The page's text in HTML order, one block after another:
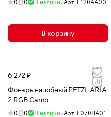
0 0 В наличииАрт. E120AA00
В корзину
6 272 ₽
Фонарь налобный PETZL ARIA
2 RGB Camo
0 0 В наличииАрт. E070BA01